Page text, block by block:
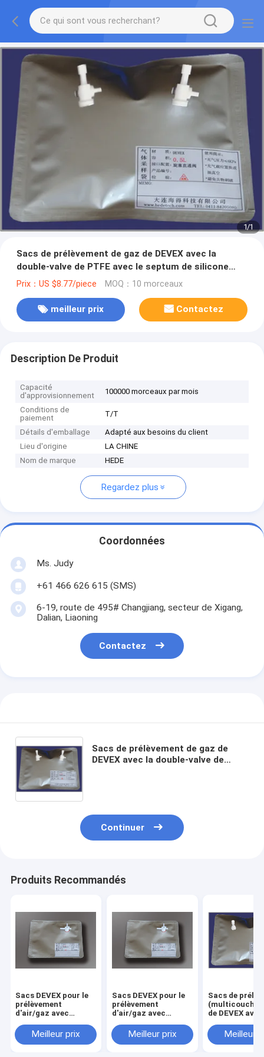
1/1
Sacs de prélèvement de gaz de DEVEX avec la
double-valve de PTFE avec le septum de silicone
pour la seringue prélevant le sac d'échantillon d'air
Prix：US $8.77/piece MOQ：10 morceaux
meilleur prix Contactez
Description De Produit
Capacité
d'approvisionnement
100000 morceaux par mois
Conditions de
paiement
T/T
Détails d'emballage
Adapté aux besoins du client
Lieu d'origine
LA CHINE
Nom de marque
HEDE
Regardez plus
Coordonnées
Ms. Judy
+61 466 626 615 (SMS)
6-19, route de 495# Changjiang, secteur de Xigang,
Dalian, Liaoning
Contactez
Sacs de prélèvement de gaz de
DEVEX avec la double-valve de
Continuer
Produits Recommandés
Sacs DEVEX pour le
prélèvement
d'air/gaz avec
latérale et vanne de
séparation pour le
Meilleur prix
Sacs DEVEX pour le
prélèvement
d'air/gaz avec
latérale et vanne de
séparation pour le
Meilleur prix
Sacs de
(multicouche)
de DEVEX
valve+PTFE
"Marche/
Meilleur